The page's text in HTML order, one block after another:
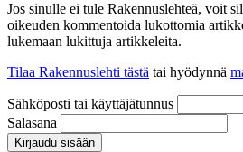
Jos sinulle ei tule Rakennuslehteä, voit
oikeuden kommentoida lukottomia
lukemaan lukittuja artikkeleita.
Tilaa Rakennuslehti tästä tai hyödynnä
Sähköposti tai käyttäjätunnus
Salasana
Kirjaudu sisään